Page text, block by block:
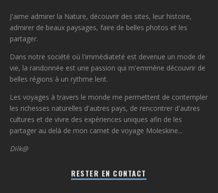
J'aime admirer la Nature, découvrir des sites, leur histoire,
admirer de beaux paysages, faire de belles photos et les
partager.
Dans notre société où l'immédiateté est devenue un mode de
vie, la randonnée est une passion qui m'emmène découvrir de
belles régions à un rythme lent.
Les voyages à travers le monde me permettent de contempler
les richesses naturelles d'autres pays, de rencontrer d'autres
cultures et de vivre des expériences uniques afin de les
partager au delà de mon carnet de voyage Moleskine...
Dilk@
RESTER EN CONTACT